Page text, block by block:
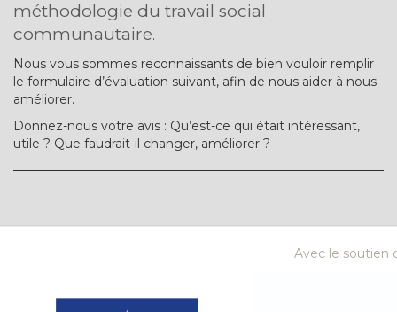
méthodologie du travail social
communautaire.
Nous vous sommes reconnaissants de bien vouloir remplir
le formulaire d’évaluation suivant, afin de nous aider à nous
améliorer.
Donnez-nous votre avis : Qu’est-ce qui était intéressant,
utile ? Que faudrait-il changer, améliorer ?
Avec le soutien